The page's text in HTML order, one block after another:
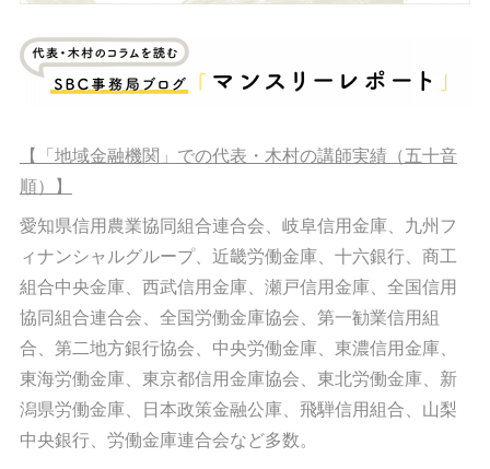
【「地域金融機関」での代表・木村の講師実績（五十音
順）】
愛知県信用農業協同組合連合会、岐阜信用金庫、九州フ
ィナンシャルグループ、近畿労働金庫、十六銀行、商工
組合中央金庫、西武信用金庫、瀬戸信用金庫、全国信用
協同組合連合会、全国労働金庫協会、第一勧業信用組
合、第二地方銀行協会、中央労働金庫、東濃信用金庫、
東海労働金庫、東京都信用金庫協会、東北労働金庫、新
潟県労働金庫、日本政策金融公庫、飛騨信用組合、山梨
中央銀行、労働金庫連合会など多数。